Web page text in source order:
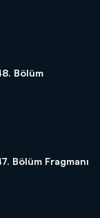
Bölüm
Bölüm Fragmanı